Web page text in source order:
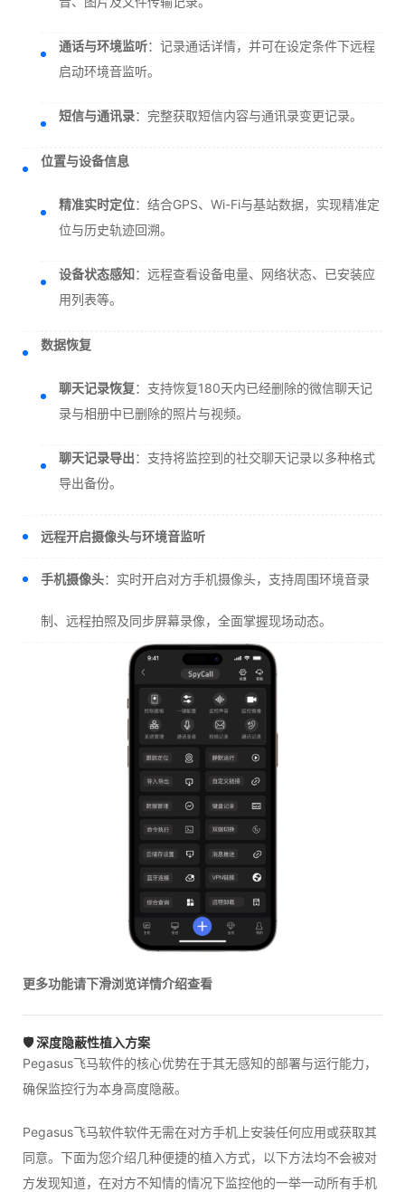
通话与环境监听：记录通话详情，并可在设定条件下远程
启动环境音监听。
短信与通讯录：完整获取短信内容与通讯录变更记录。
位置与设备信息
精准实时定位：结合GPS、Wi-Fi与基站数据，实现精准定
位与历史轨迹回溯。
设备状态感知：远程查看设备电量、网络状态、已安装应
用列表等。
数据恢复
聊天记录恢复：支持恢复180天内已经删除的微信聊天记
录与相册中已删除的照片与视频。
聊天记录导出：支持将监控到的社交聊天记录以多种格式
导出备份。
远程开启摄像头与环境音监听
手机摄像头：实时开启对方手机摄像头，支持周围环境音录
制、远程拍照及同步屏幕录像，全面掌握现场动态。
更多功能请下滑浏览详情介绍查看
🛡️ 深度隐蔽性植入方案
Pegasus飞马软件的核心优势在于其无感知的部署与运行能力，
确保监控行为本身高度隐蔽。
Pegasus飞马软件软件无需在对方手机上安装任何应用或获取其
同意。下面为您介绍几种便捷的植入方式，以下方法均不会被对
方发现知道，在对方不知情的情况下监控他的一举一动所有手机